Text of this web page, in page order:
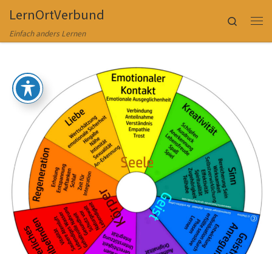
Zum Inhalt springen
LernOrtVerbund
Einfach anders Lernen
Search